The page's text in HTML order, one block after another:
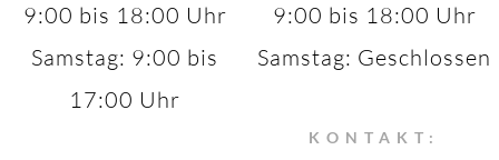
9:00 bis 18:00 Uhr
Samstag: 9:00 bis
17:00 Uhr
9:00 bis 18:00 Uhr
Samstag: Geschlossen
KONTAKT: